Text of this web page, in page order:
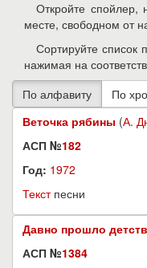
Откройте спойлер,
месте, свободном от
Сортируйте список
нажимая на
Веточка рябины (А.
АСП №182
Год: 1972
Текстпесни
Давно прошло
АСП №1384